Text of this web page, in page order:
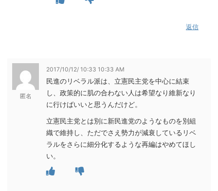
返信
匿名
2017/10/12/ 10:33 10:33 AM
民進のリベラル派は、立憲民主党を中心に結束
し、政策的に肌の合わない人は希望なり維新なり
に行けばいいと思うんだけど。
立憲民主党とは別に新民進党のようなものを別組
織で維持し、ただでさえ勢力が減衰しているリベ
ラルをさらに細分化するような再編はやめてほし
い。